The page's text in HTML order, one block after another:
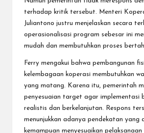
terhadap kritik tersebut. Menteri
Juliantono justru menjelaskan secara
operasionalisasi program sebesar ini
mudah dan membutuhkan proses
Ferry mengakui bahwa pembangunan
kelembagaan koperasi membutuhkan
yang matang. Karena itu, pemerintah
penyesuaian target agar implementasi
realistis dan berkelanjutan. Respons
menunjukkan adanya pendekatan yang
kemampuan menyesuaikan